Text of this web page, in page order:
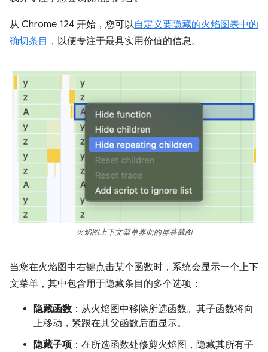
从 Chrome 124 开始，您可以自定义要隐藏的火焰图表中的
确切条目 ，以便专注于最具实用价值的信息。
火焰图上下文菜单界面的屏幕截图
当您在火焰图中右键点击某个函数时，系统会显示一个上下
文菜单，其中包含用于隐藏条目的多个选项：
隐藏函数 ：从火焰图中移除所选函数。其子函数将向
上移动，紧跟在其父函数后面显示。
隐藏子项 ：在所选函数处修剪火焰图，隐藏其所有子